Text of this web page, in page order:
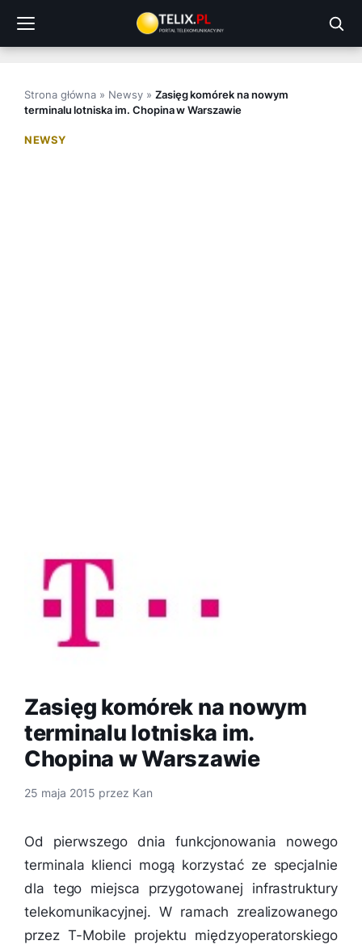
treści
Strona główna » Newsy» Zasięg komórek na nowym
terminalu lotniska im. Chopina w Warszawie
NEWSY
Zasięg komórek na nowym
terminalu lotniska im.
Chopina w Warszawie
25 maja 2015 przez Kan
Od pierwszego dnia funkcjonowania nowego
terminala klienci mogą korzystać ze specjalnie
dla tego miejsca przygotowanej infrastruktury
telekomunikacyjnej. W ramach zrealizowanego
przez T-Mobile projektu międzyoperatorskiego